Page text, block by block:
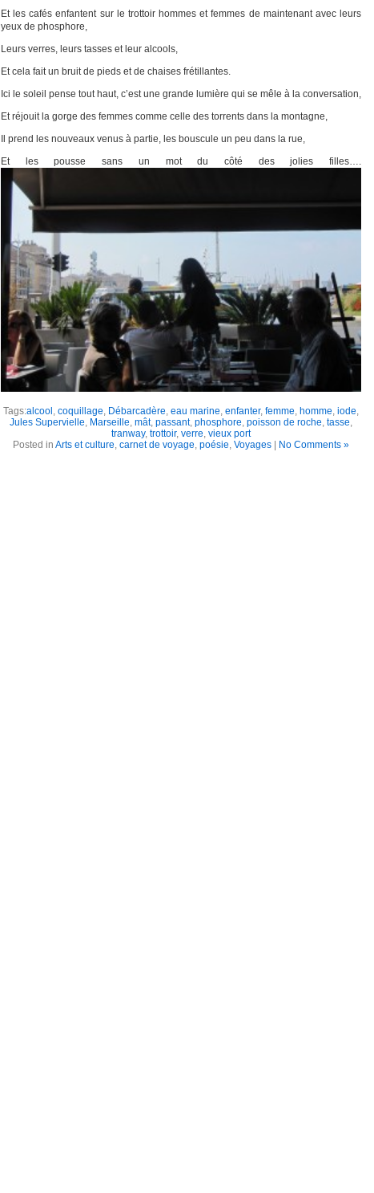
Et les cafés enfantent sur le trottoir hommes et femmes de maintenant avec leurs
yeux de phosphore,
Leurs verres, leurs tasses et leur alcools,
Et cela fait un bruit de pieds et de chaises frétillantes.
Ici le soleil pense tout haut, c’est une grande lumière qui se mêle à la conversation,
Et réjouit la gorge des femmes comme celle des torrents dans la montagne,
Il prend les nouveaux venus à partie, les bouscule un peu dans la rue,
Et les pousse sans un mot du côté des jolies filles….
Tags:alcool coquillage Débarcadère eau marine enfanter, femme homme iode
Jules Supervielle Marseille mât, passant, phosphore poisson de roche tasse
tranway, trottoir, verre vieux port
Posted in Arts et culture carnet de voyage poésie Voyages | No Comments »